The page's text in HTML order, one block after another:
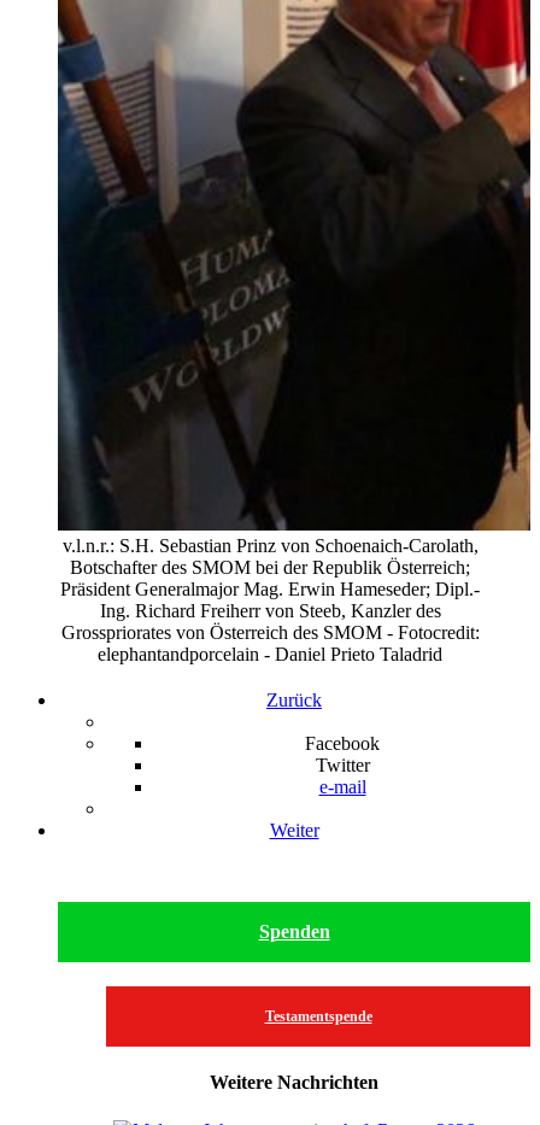
v.l.n.r.: S.H. Sebastian Prinz von Schoenaich-Carolath,
Botschafter des SMOM bei der Republik Österreich;
Präsident Generalmajor Mag. Erwin Hameseder; Dipl.-
Ing. Richard Freiherr von Steeb, Kanzler des
Grosspriorates von Österreich des SMOM - Fotocredit:
elephantandporcelain - Daniel Prieto Taladrid
Zurück
Facebook
Twitter
e-mail
Weiter
Spenden
Testamentspende
Weitere Nachrichten